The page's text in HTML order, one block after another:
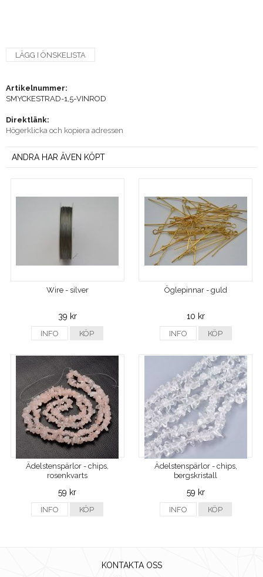
LÄGG I ÖNSKELISTA
Artikelnummer:
SMYCKESTRAD-1,5-VINROD
Direktlänk:
Högerklicka och kopiera adressen
ANDRA HAR ÄVEN KÖPT
Wire - silver
39 kr
INFO KÖP
Öglepinnar - guld
10 kr
INFO KÖP
Ädelstenspärlor - chips,
rosenkvarts
59 kr
INFO KÖP
Ädelstenspärlor - chips,
bergskristall
59 kr
INFO KÖP
KONTAKTA OSS